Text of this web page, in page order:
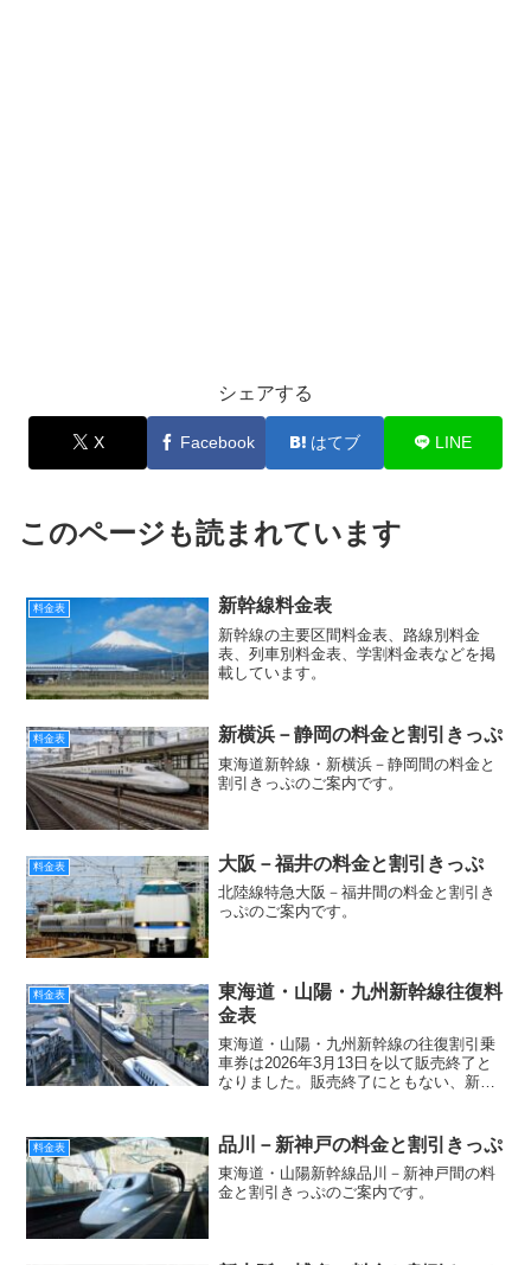
シェアする
X Facebook はてブ LINE
このページも読まれています
料金表 新幹線料金表
新幹線の主要区間料金表、路線別料金
表、列車別料金表、学割料金表などを掲
載しています。
料金表 新横浜－静岡の料金と割引きっぷ
東海道新幹線・新横浜－静岡間の料金と
割引きっぷのご案内です。
料金表 大阪－福井の料金と割引きっぷ
北陸線特急大阪－福井間の料金と割引き
っぷのご案内です。
料金表
東海道・山陽・九州新幹線往復料
金表
東海道・山陽・九州新幹線の往復割引乗
車券は2026年3月13日を以て販売終了と
なりました。販売終了にともない、新幹
料金表 品川－新神戸の料金と割引きっぷ
東海道・山陽新幹線品川－新神戸間の料
金と割引きっぷのご案内です。